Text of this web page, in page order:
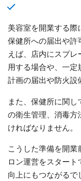
美容室を開業する際
保健所への届出や許
えば、店内にスプ
用する場合や、一
計画の届出や防火設
また、保健所に関
の衛生管理、消毒方
ければなりません。
こうした準備を開
ロン運営をスター
向上にもつながるで